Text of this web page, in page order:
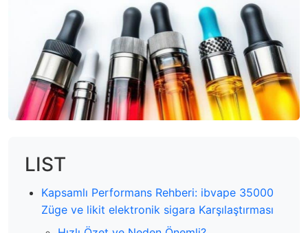
LIST
Kapsamlı Performans Rehberi: ibvape 35000
Züge ve likit elektronik sigara Karşılaştırması